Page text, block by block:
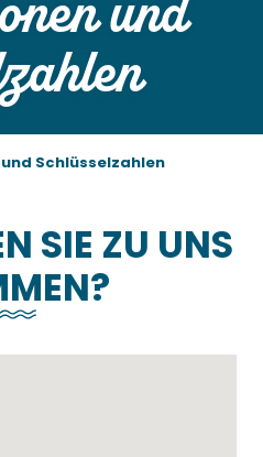
Schlüsselzahlen
SIE ZU UNS